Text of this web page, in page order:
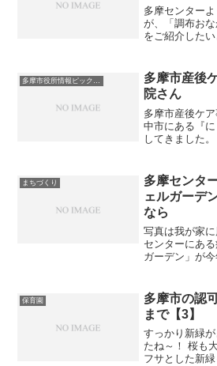
多摩センター
が、「調布おな
をご紹介した
も良かったの
わー、って人の
多摩市産後
院さん
多摩市産後ケ
中市にある『
してきました
体験するまで
ここでご紹介
まちづくり
多摩センタ
ェルガーデ
なら
写真は我が家
センターにあ
ガーデン」が
いた施設なの
話では、利用
保育園
多摩市の認
まで【3】
すっかり新緑
たね～！ 桜も
フサとした新